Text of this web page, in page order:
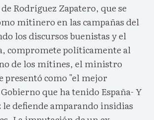
Rodríguez Zapatero, que se
mitinero en las campañas del
los discursos buenistas y el
compromete políticamente al
de los mítines, el ministro
presentó como "el mejor
que ha tenido España- Y
le defiende amparando insidias